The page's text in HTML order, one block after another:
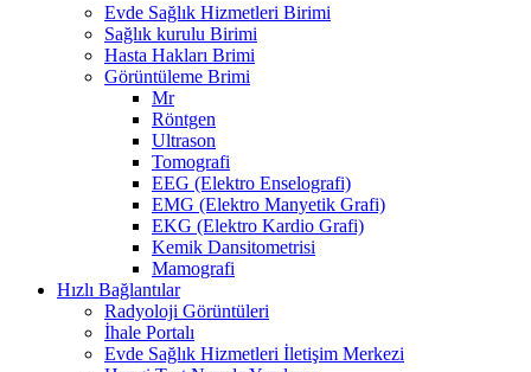
Evde Sağlık Hizmetleri Birimi
Sağlık kurulu Birimi
Hasta Hakları Brimi
Görüntüleme Brimi
Mr
Röntgen
Ultrason
Tomografi
EEG (Elektro Enselografi)
EMG (Elektro Manyetik Grafi)
EKG (Elektro Kardio Grafi)
Kemik Dansitometrisi
Mamografi
Hızlı Bağlantılar
Radyoloji Görüntüleri
İhale Portalı
Evde Sağlık Hizmetleri İletişim Merkezi